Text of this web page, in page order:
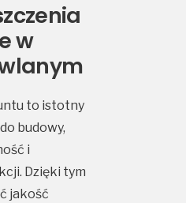
w
to istotny
budowy,
i
Dzięki tym
jakość